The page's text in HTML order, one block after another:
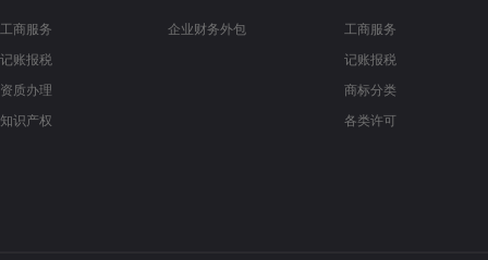
工商服务
记账报税
资质办理
知识产权
企业财务外包
工商服务
记账报税
商标分类
各类许可